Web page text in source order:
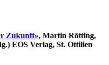
Zukunft», Martin Rötting,
EOS Verlag, St. Ottilien